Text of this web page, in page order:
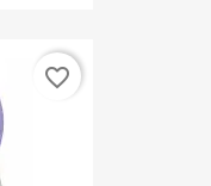
favorite_border